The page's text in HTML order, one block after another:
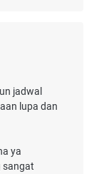
jadwal
lupa dan
ya
sangat